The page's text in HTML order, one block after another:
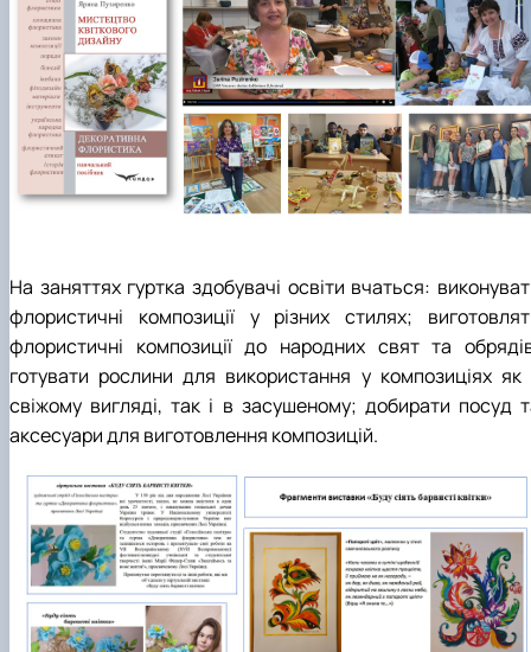
Гурток "Декоративна флористика"
Прес-студія "Ідеал"
Інструментальний ансамбль "Дивосвіт"
Мистецька студія "Вовняні мрії"
Тріо "ТоНіка"
На заняттях гуртка здобувачі освіти вчаться:
флористичні композиції у різних стилях;
флористичні композиції до народних свят та
готувати рослини для використання у композиціях як
свіжому вигляді, так і в засушеному; добирати посуд
аксесуари для виготовлення композицій.